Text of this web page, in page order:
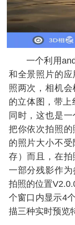
一个利用
和全景照片的
照两次，相机
的立体图，带上
同时，这也是
把你依次拍照
的照片大小不
存）而且，在
一部分残影作
拍照的位置
个窗口内显示4
描三种实时预览